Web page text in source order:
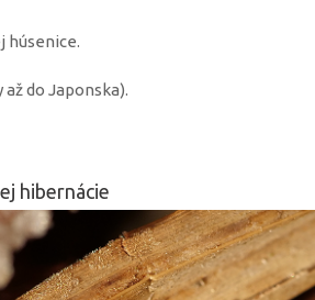
húsenice.
do Japonska).
hibernácie